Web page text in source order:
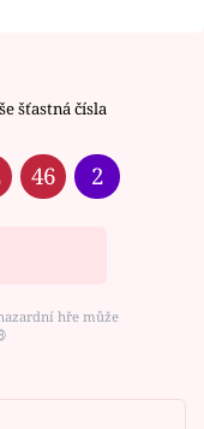
šťastná čísla
46 2
hře může